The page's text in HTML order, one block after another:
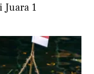
Juara 1